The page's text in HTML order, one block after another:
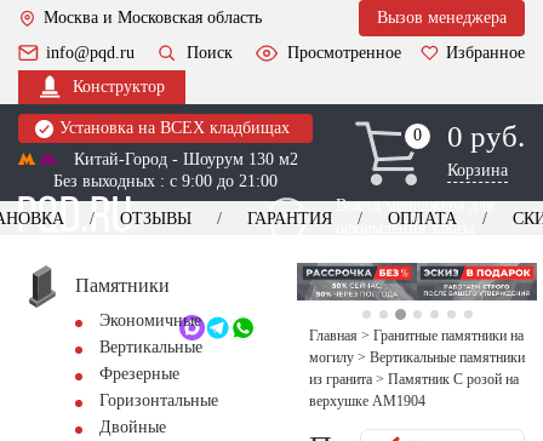
Москва и Московская область
Вызов менеджера
info@pqd.ru
Поиск Просмотренное
Избранное
Конструктор
Установка на ВСЕХ кладбищах
Китай-Город - Шоурум 130 м2
Без выходных : с 9:00 до 21:00
0
0 0 руб.
Корзина
Выезд менеджера для
оформления заказа
+7 (495) 518-44-23
Обратный звонок
ОТЗЫВЫ ГАРАНТИЯ ОПЛАТА
Памятники
Экономичные
Вертикальные
Фрезерные
Горизонтальные
Двойные
Главная > Гранитные памятники на
могилу > Вертикальные памятники
из гранита > Памятник С розой на
верхушке AM1904